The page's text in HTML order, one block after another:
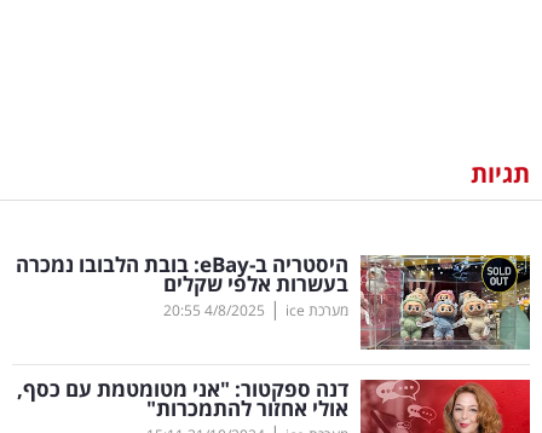
וצרכנות
דיגיטל
וטק
שיווק
ופרסום
תגיות
היסטריה ב-eBay: בובת הלבובו נמכרה
בעשרות אלפי שקלים
מערכת ice |
4/8/2025
20:55
דנה ספקטור: "אני מטומטמת עם כסף,
אולי אחזור להתמכרות"